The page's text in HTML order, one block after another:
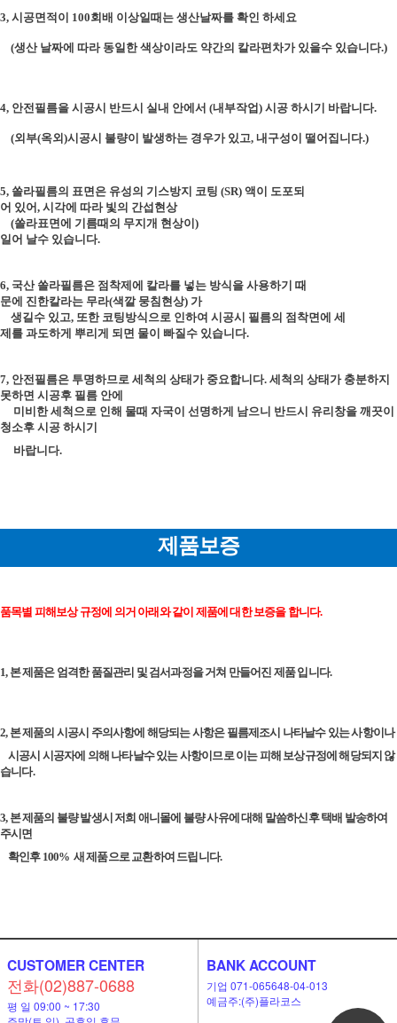
3, 시공면적이 100회배 이상일때는 생산날짜를 확인 하세요
(생산 날짜에 따라 동일한 색상이라도 약간의 칼라편차가 있을수 있습니다.)
4, 안전필름을 시공시 반드시 실내 안에서 (내부작업) 시공 하시기 바랍니다.
(외부(옥외)시공시 불량이 발생하는 경우가 있고, 내구성이 떨어집니다.)
5, 쏠라필름의 표면은 유성의 기스방지 코팅 (SR) 액이 도포되
어 있어, 시각에 따라 빛의 간섭현상
(쏠라표면에 기름때의 무지개 현상이)
일어 날수 있습니다.
6, 국산 쏠라필름은 점착제에 칼라를 넣는 방식을 사용하기 때
문에 진한칼라는 무라(색깔 뭉침현상) 가
생길수 있고, 또한 코팅방식으로 인하여 시공시 필름의 점착면에 세
제를 과도하게 뿌리게 되면 물이 빠질수 있습니다.
7, 안전필름은 투명하므로 세척의 상태가 중요합니다. 세척의 상태가 충분하지
못하면 시공후 필름 안에
미비한 세척으로 인해 물때 자국이 선명하게 남으니 반드시 유리창을 깨끗이
청소후 시공 하시기
바랍니다.
제품보증
품목별 피해보상 규정에 의거 아래와 같이 제품에 대한 보증을 합니다.
1, 본 제품은 엄격한 품질관리 및 검서과정을 거쳐 만들어진 제품 입니다.
2, 본 제품의 시공시 주의사항에 해당되는 사항은 필름제조시 나타날수 있는 사항이나
시공시 시공자에 의해 나타날수 있는 사항이므로 이는 피해 보상규정에 해당되지 않
습니다.
3, 본 제품의 불량 발생시 저희 애니몰에 불량 사유에 대해 말씀하신후 택배 발송하여
주시면
확인후 100% 새 제품으로 교환하여 드립니다.
CUSTOMER CENTER
전화(02)887-0688
평 일 09:00 ~ 17:30
BANK ACCOUNT
기업 071-065648-04-013
예금주:(주)플라코스